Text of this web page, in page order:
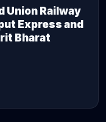
Union Railway
Express and
Bharat